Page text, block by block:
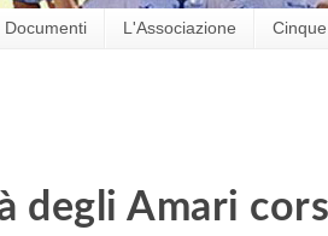
Documenti L'Associazione
degli Amari